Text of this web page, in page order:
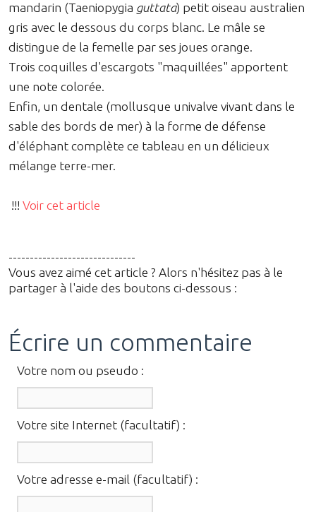
mandarin (Taeniopygia guttata) petit oiseau australien
gris avec le dessous du corps blanc. Le mâle se
distingue de la femelle par ses joues orange.
Trois coquilles d'escargots "maquillées" apportent
une note colorée.
Enfin, un dentale (mollusque univalve vivant dans le
sable des bords de mer) à la forme de défense
d'éléphant complète ce tableau en un délicieux
mélange terre-mer.
!!! Voir cet article
------------------------------
Vous avez aimé cet article ? Alors n'hésitez pas à le
partager à l'aide des boutons ci-dessous :
Écrire un commentaire
Votre nom ou pseudo :
Votre site Internet (facultatif) :
Votre adresse e-mail (facultatif) :